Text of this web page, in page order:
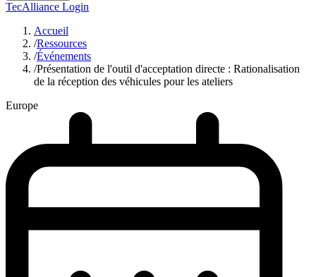
TecAlliance Login
Accueil
/Ressources
/Événements
/Présentation de l'outil d'acceptation directe : Rationalisation
de la réception des véhicules pour les ateliers
Europe